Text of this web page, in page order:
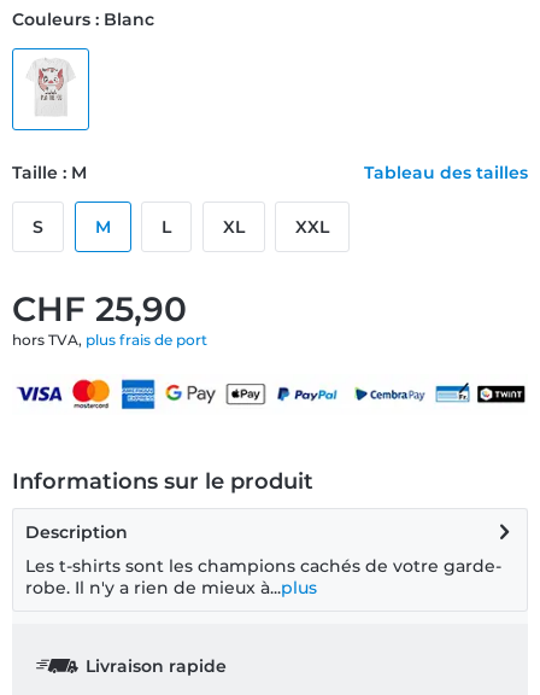
CHF 25,90
hors TVA, plus frais de port
Couleurs : Blanc
Taille : M Tableau des tailles
S M L XL XXL
Informations sur le produit
Description
Les t-shirts sont les champions cachés de votre garde-
robe. Il n'y a rien de mieux à...plus
Livraison rapide